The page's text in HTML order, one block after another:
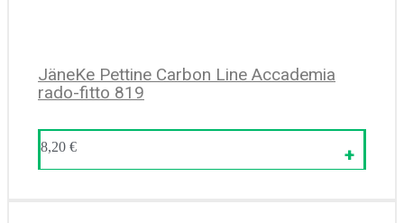
JäneKe Pettine Carbon Line Accademia
rado-fitto 819
8,20 €